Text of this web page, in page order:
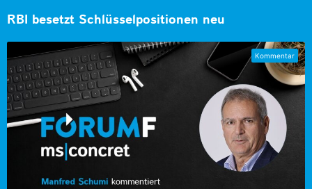
RBI besetzt Schlüsselpositionen neu